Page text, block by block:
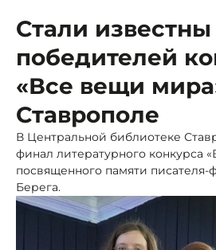
Стали
победителей
«Все вещи
Ставрополе
В Центральной библиотеке
финал литературного конкурса
посвященного памяти писателя-
Берега.